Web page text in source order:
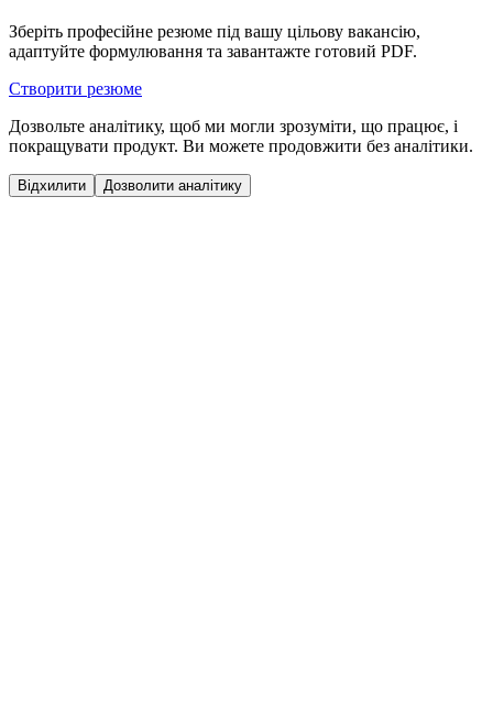
Зберіть професійне резюме під вашу цільову вакансію,
адаптуйте формулювання та завантажте готовий PDF.
Створити резюме
Дозвольте аналітику, щоб ми могли зрозуміти, що працює, і
покращувати продукт. Ви можете продовжити без аналітики.
Відхилити Дозволити аналітику